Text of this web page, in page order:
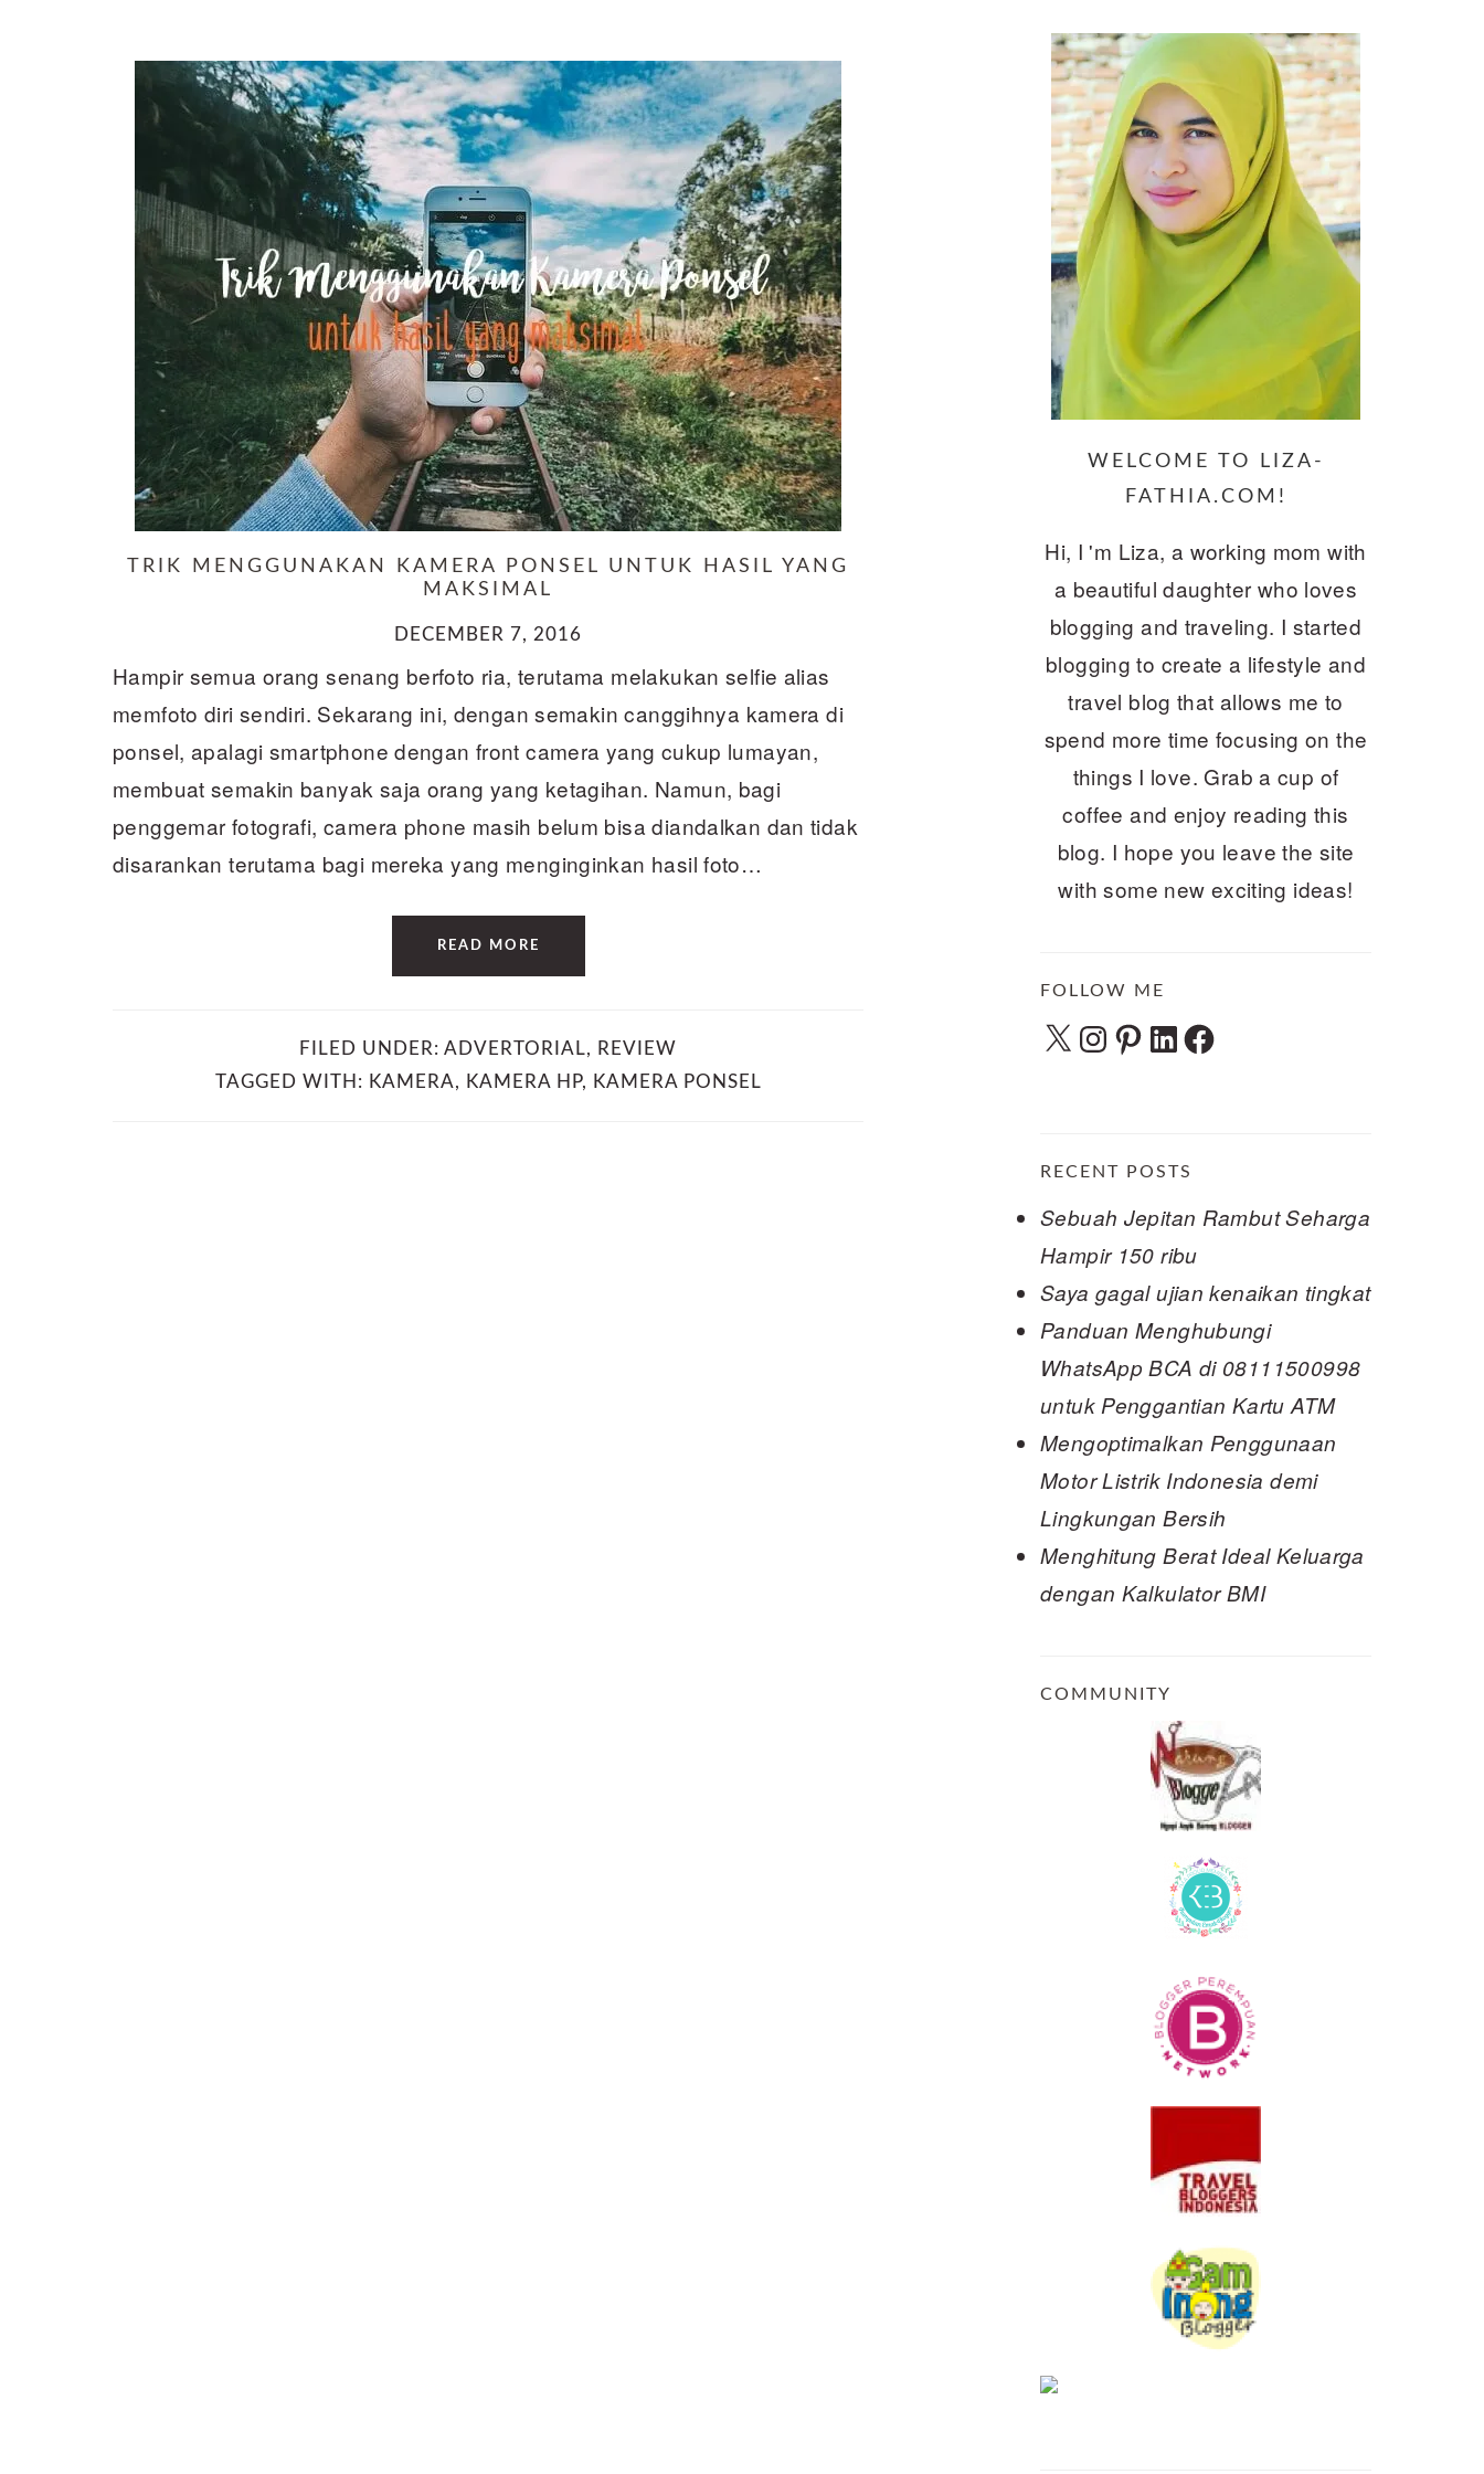
TRIK MENGGUNAKAN KAMERA PONSEL UNTUK HASIL YANG
MAKSIMAL
DECEMBER 7, 2016
Hampir semua orang senang berfoto ria, terutama melakukan selfie alias
memfoto diri sendiri. Sekarang ini, dengan semakin canggihnya kamera di
ponsel, apalagi smartphone dengan front camera yang cukup lumayan,
membuat semakin banyak saja orang yang ketagihan. Namun, bagi
penggemar fotografi, camera phone masih belum bisa diandalkan dan tidak
disarankan terutama bagi mereka yang menginginkan hasil foto…
READ MORE
FILED UNDER: ADVERTORIAL, REVIEW
TAGGED WITH: KAMERA, KAMERA HP, KAMERA PONSEL
WELCOME TO LIZA-
FATHIA.COM!
Hi, I 'm Liza, a working mom with
a beautiful daughter who loves
blogging and traveling. I started
blogging to create a lifestyle and
travel blog that allows me to
spend more time focusing on the
things I love. Grab a cup of
coffee and enjoy reading this
blog. I hope you leave the site
with some new exciting ideas!
FOLLOW ME
X Instagram
Pinterest
LinkedInFacebook
RECENT POSTS
Sebuah Jepitan Rambut Seharga
Hampir 150 ribu
Saya gagal ujian kenaikan tingkat
Panduan Menghubungi
WhatsApp BCA di 08111500998
untuk Penggantian Kartu ATM
Mengoptimalkan Penggunaan
Motor Listrik Indonesia demi
Lingkungan Bersih
Menghitung Berat Ideal Keluarga
dengan Kalkulator BMI
COMMUNITY